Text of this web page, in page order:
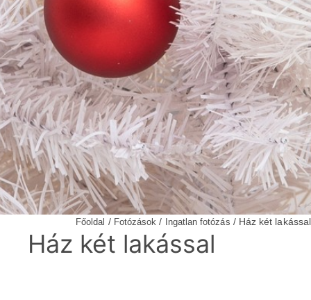
Főoldal / Fotózások / Ingatlan fotózás / Ház két lakással
Ház két lakással